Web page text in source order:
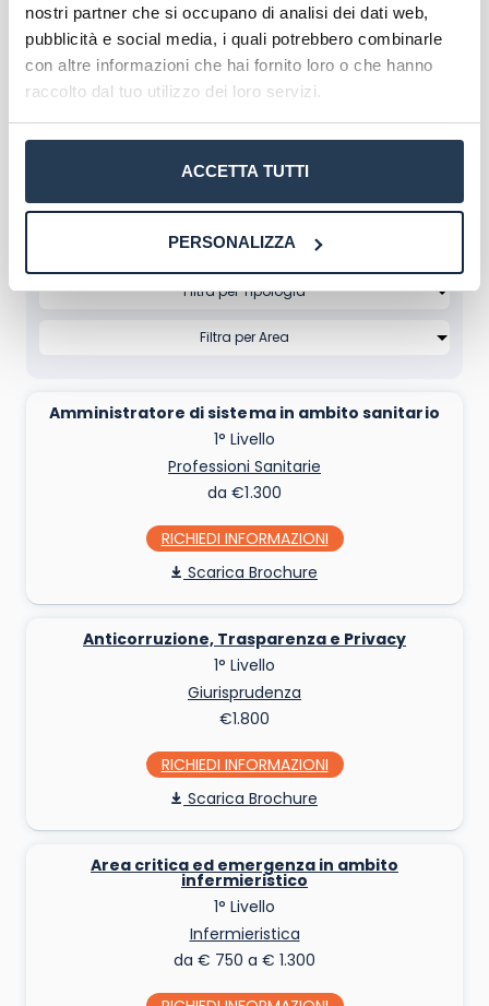
nostri partner che si occupano di analisi dei dati web,
pubblicità e social media, i quali potrebbero combinarle
con altre informazioni che hai fornito loro o che hanno
raccolto dal tuo utilizzo dei loro servizi.
ACCETTA TUTTI
PERSONALIZZA
Unipegaso imaster di 1° livellocostituiscono la
parte più corposa: sono indirizzati a neolaureati
che vogliono specializzarsi in un campo specifico
propria posizione lavorativa.
Cerca e Confronta i Master Online
Amministratore di sistema in ambito sanitario
1° Livello
Professioni Sanitarie
da €1.300
RICHIEDI INFO
Scarica Brochure
Anticorruzione, Trasparenza e Privacy
1° Livello
Giurisprudenza
€1.800
RICHIEDI INFO
Scarica Brochure
Area critica ed emergenza in ambito
infermieristico
1° Livello
Infermieristica
da € 750 a € 1.300